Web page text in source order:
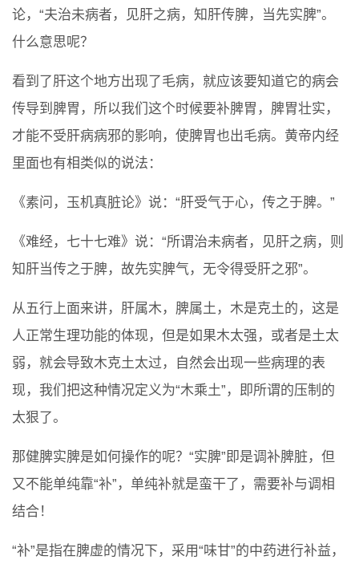
论，“夫治未病者，见肝之病，知肝传脾，当先实脾”。
什么意思呢？
看到了肝这个地方出现了毛病，就应该要知道它的病会
传导到脾胃，所以我们这个时候要补脾胃，脾胃壮实，
才能不受肝病病邪的影响，使脾胃也出毛病。黄帝内经
里面也有相类似的说法：
《素问，玉机真脏论》说：“肝受气于心，传之于脾。”
《难经，七十七难》说：“所谓治未病者，见肝之病，则
知肝当传之于脾，故先实脾气，无令得受肝之邪”。
从五行上面来讲，肝属木，脾属土，木是克土的，这是
人正常生理功能的体现，但是如果木太强，或者是土太
弱，就会导致木克土太过，自然会出现一些病理的表
现，我们把这种情况定义为“木乘土”，即所谓的压制的
太狠了。
那健脾实脾是如何操作的呢？“实脾”即是调补脾脏，但
又不能单纯靠“补”，单纯补就是蛮干了，需要补与调相
结合！
“补”是指在脾虚的情况下，采用“味甘”的中药进行补益，